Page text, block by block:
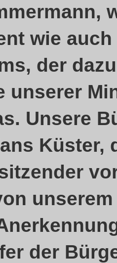
wie
der
unserer
Unsere
Küster,
der